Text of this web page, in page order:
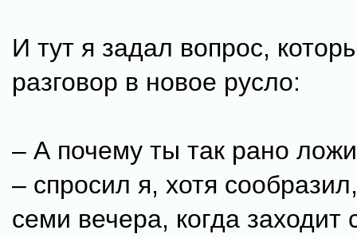
И тут я задал вопрос,
разговор в новое русло:
– А почему ты так рано
– спросил я, хотя
семи вечера, когда заходит